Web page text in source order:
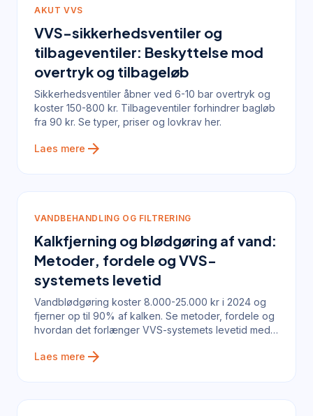
AKUT VVS
VVS-sikkerhedsventiler og
tilbageventiler: Beskyttelse mod
overtryk og tilbageløb
Sikkerhedsventiler åbner ved 6-10 bar overtryk og
koster 150-800 kr. Tilbageventiler forhindrer bagløb
fra 90 kr. Se typer, priser og lovkrav her.
Laes mere arrow_forward
VANDBEHANDLING OG FILTRERING
Kalkfjerning og blødgøring af vand:
Metoder, fordele og VVS-
systemets levetid
Vandblødgøring koster 8.000-25.000 kr i 2024 og
fjerner op til 90% af kalken. Se metoder, fordele og
hvordan det forlænger VVS-systemets levetid med
Laes mere arrow_forward